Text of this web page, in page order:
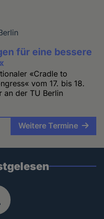
für eine bessere
«Cradle to
vom 17. bis 18.
an der TU Berlin
Weitere Termine